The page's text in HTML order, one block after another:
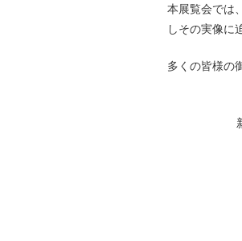
本展覧会では
しその実像に
多くの皆様の